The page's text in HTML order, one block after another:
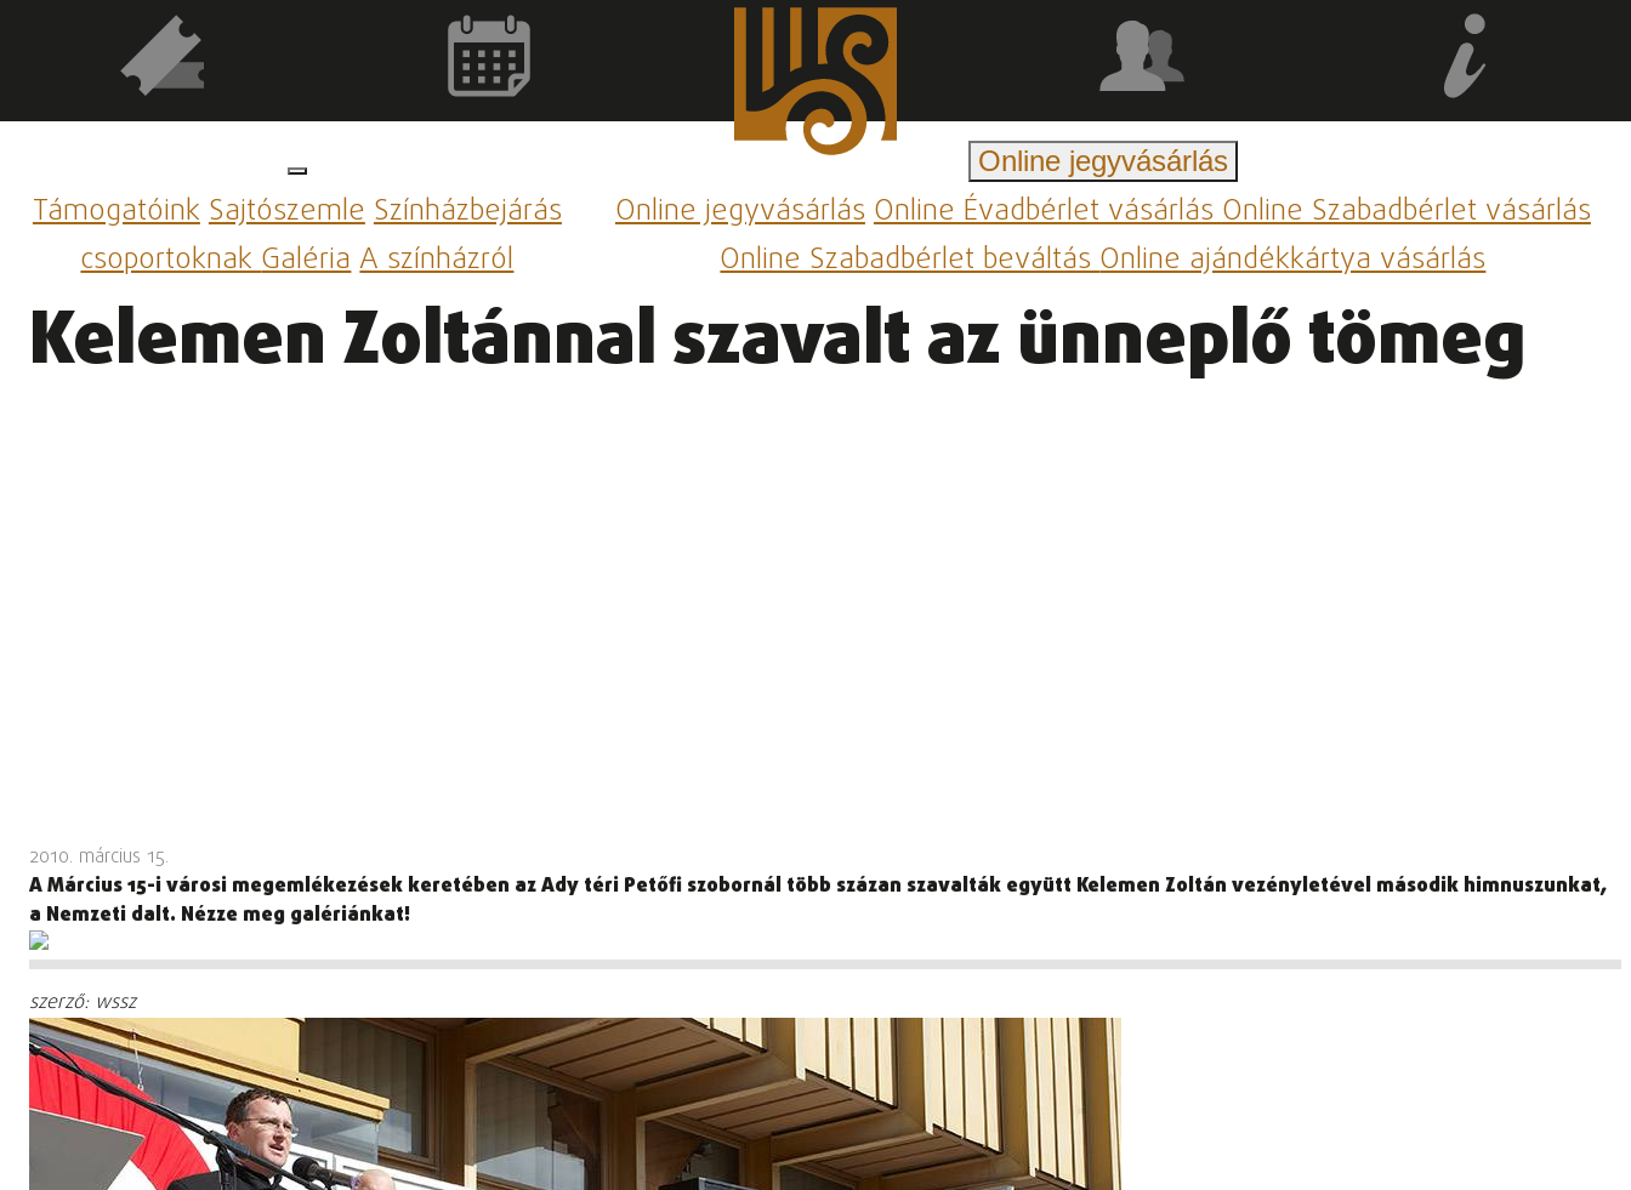
TámogatóinkSajtószemleSzínházbejárás
csoportoknakGalériaA színházról
Online jegyvásárlás
Online jegyvásárlásOnline Évadbérlet vásárlásOnline Szabadbérlet vásárlás
Online Szabadbérlet beváltásOnline ajándékkártya vásárlás
Kelemen Zoltánnal szavalt az ünneplő tömeg
2010. március 15.
A Március 15-i városi megemlékezések keretében az Ady téri Petőfi szobornál több százan szavalták együtt Kelemen Zoltán vezényletével második himnuszunkat,
a Nemzeti dalt. Nézze meg galériánkat!
szerző: wssz